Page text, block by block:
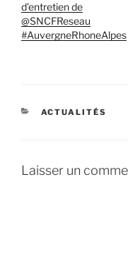
d’entretien de
@SNCFReseau
#AuvergneRhoneAlpes
CATÉGORIES
ACTUALITÉS
Laisser un